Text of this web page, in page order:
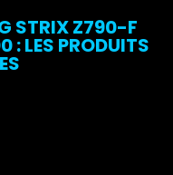
STRIX Z790-F
: LES PRODUITS